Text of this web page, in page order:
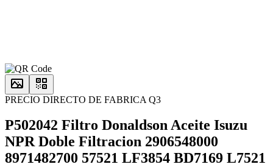
PRECIO DIRECTO DE FABRICA Q3
P502042 Filtro Donaldson Aceite Isuzu
NPR Doble Filtracion 2906548000
8971482700 57521 LF3854 BD7169 L7521